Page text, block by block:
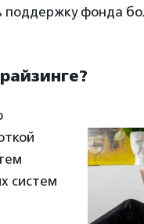
фонда
систем